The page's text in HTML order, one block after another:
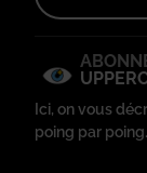
Ici, on vous
poing par poing.